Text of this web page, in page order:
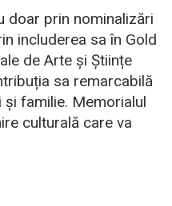
doar prin nominalizări
includerea sa în Gold
de Arte și Științe
sa remarcabilă
familie. Memorialul
culturală care va